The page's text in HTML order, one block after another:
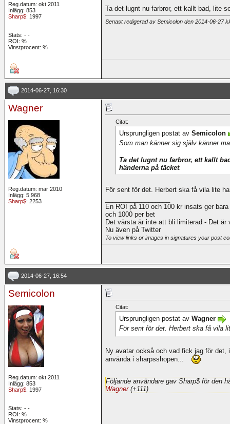
Reg.datum: okt 2011
Inlägg: 853
Sharp$: 1997
Stats: - -
ROI: %
Vinstprocent: %
Ta det lugnt nu farbror, ett kallt bad, lite
Senast redigerad av Semicolon den 2014-06-27
2014-06-27, 16:30
Wagner
Reg.datum: mar 2010
Inlägg: 5 968
Sharp$: 2253
Citat:
Ursprungligen postat av Semicolon
Som man känner sig själv känner
Ta det lugnt nu farbror, ett kallt
händerna på täcket.
För sent för det. Herbert ska få vila lite
En ROI på 110 och 100 kr insats ger
och 1000 per bet
Det värsta är inte att bli limiterad - Det är
Nu även på Twitter
To view links or images in signatures your post
2014-06-27, 16:54
Semicolon
Reg.datum: okt 2011
Inlägg: 853
Sharp$: 1997
Stats: - -
ROI: %
Vinstprocent: %
Citat:
Ursprungligen postat av Wagner
För sent för det. Herbert ska få vila
Ny avatar också och vad fick jag för
använda i sharpsshopen...
Följande användare gav Sharp$ för den
Wagner(+111)